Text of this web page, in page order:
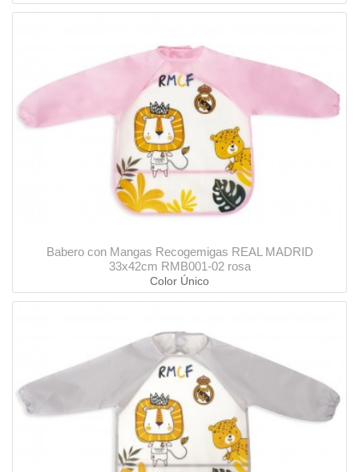
Babero con Mangas Recogemigas REAL MADRID
33x42cm RMB001-02 rosa
Color Único